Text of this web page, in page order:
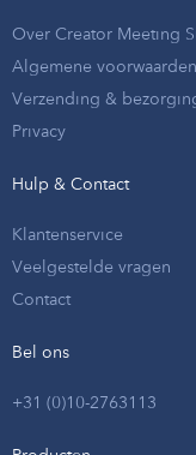
Over Creator Meeting
Algemene voorwaarden
Verzending &
Privacy
Hulp & Contact
Klantenservice
Veelgestelde vragen
Contact
Bel ons
+31 (0)10-2763113